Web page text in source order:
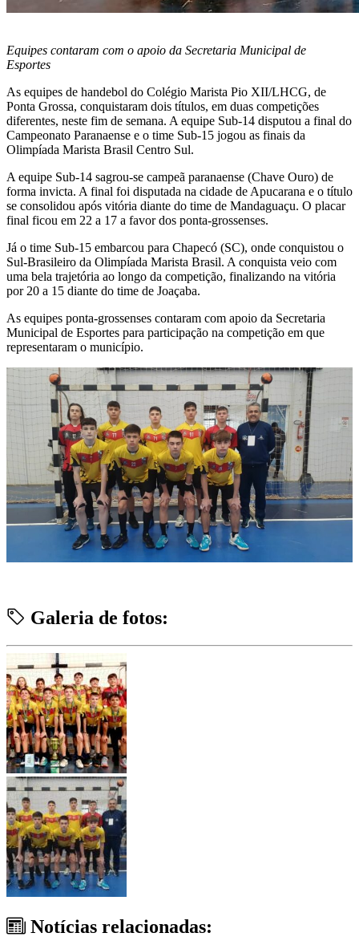
Equipes contaram com o apoio da Secretaria Municipal de
Esportes
As equipes de handebol do Colégio Marista Pio XII/LHCG, de
Ponta Grossa, conquistaram dois títulos, em duas competições
diferentes, neste fim de semana. A equipe Sub-14 disputou a final do
Campeonato Paranaense e o time Sub-15 jogou as finais da
Olimpíada Marista Brasil Centro Sul.
A equipe Sub-14 sagrou-se campeã paranaense (Chave Ouro) de
forma invicta. A final foi disputada na cidade de Apucarana e o título
se consolidou após vitória diante do time de Mandaguaçu. O placar
final ficou em 22 a 17 a favor dos ponta-grossenses.
Já o time Sub-15 embarcou para Chapecó (SC), onde conquistou o
Sul-Brasileiro da Olimpíada Marista Brasil. A conquista veio com
uma bela trajetória ao longo da competição, finalizando na vitória
por 20 a 15 diante do time de Joaçaba.
As equipes ponta-grossenses contaram com apoio da Secretaria
Municipal de Esportes para participação na competição em que
representaram o município.
Galeria de fotos:
Notícias relacionadas: